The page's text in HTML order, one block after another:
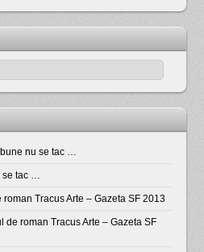
bune nu se tac …
se tac …
roman Tracus Arte – Gazeta SF 2013
de roman Tracus Arte – Gazeta SF